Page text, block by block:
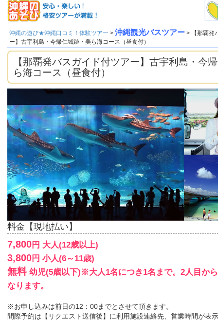
沖縄の遊び★沖縄口コミ！体験ツアー > 沖縄観光バスツアー > 【那覇発
ー】古宇利島・今帰仁城跡・美ら海コース（昼食付）
【那覇発バスガイド付ツアー】古宇利島・今
ら海コース（昼食付）
料金【現地払い】
7,800円 大人(12歳以上)
3,800円 小人(6～11歳)
無料幼児(5歳以下)※大人1名につき1名まで。2人目か
なります。
※お申し込みは前日の12：00までとさせて頂きます。
間際予約は【リクエスト送信後】に利用施設連絡先、営業時間が表